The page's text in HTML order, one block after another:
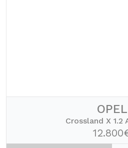
OPEL
Crossland X 1.2